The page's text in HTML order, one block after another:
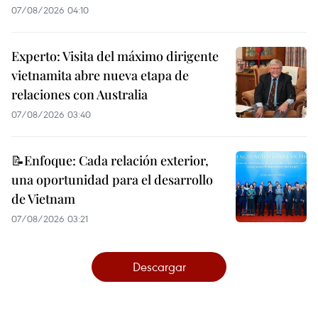
07/08/2026 04:10
Experto: Visita del máximo dirigente
vietnamita abre nueva etapa de
relaciones con Australia
07/08/2026 03:40
📝Enfoque: Cada relación exterior,
una oportunidad para el desarrollo
de Vietnam
07/08/2026 03:21
Descargar